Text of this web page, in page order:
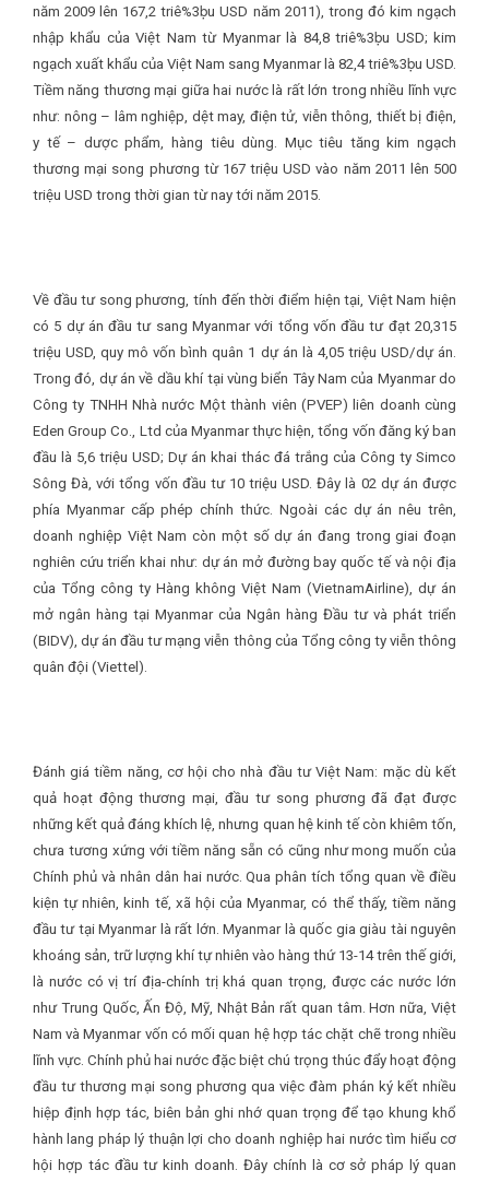
năm 2009 lên 167,2 triê%3ḅu USD năm 2011), trong đó kim ngạch
nhập khẩu của Việt Nam từ Myanmar là 84,8 triê%3ḅu USD; kim
ngạch xuất khẩu của Việt Nam sang Myanmar là 82,4 triê%3ḅu USD.
Tiềm năng thương mại giữa hai nước là rất lớn trong nhiều lĩnh vực
như: nông – lâm nghiệp, dệt may, điện tử, viễn thông, thiết bị điện,
y tế – dược phẩm, hàng tiêu dùng. Mục tiêu tăng kim ngạch
thương mại song phương từ 167 triệu USD vào năm 2011 lên 500
triệu USD trong thời gian từ nay tới năm 2015.
Về đầu tư song phương, tính đến thời điểm hiện tại, Việt Nam hiện
có 5 dự án đầu tư sang Myanmar với tổng vốn đầu tư đạt 20,315
triệu USD, quy mô vốn bình quân 1 dự án là 4,05 triệu USD/dự án.
Trong đó, dự án về dầu khí tại vùng biển Tây Nam của Myanmar do
Công ty TNHH Nhà nước Một thành viên (PVEP) liên doanh cùng
Eden Group Co., Ltd của Myanmar thực hiện, tổng vốn đăng ký ban
đầu là 5,6 triệu USD; Dự án khai thác đá trắng của Công ty Simco
Sông Đà, với tổng vốn đầu tư 10 triệu USD. Đây là 02 dự án được
phía Myanmar cấp phép chính thức. Ngoài các dự án nêu trên,
doanh nghiệp Việt Nam còn một số dự án đang trong giai đoạn
nghiên cứu triển khai như: dự án mở đường bay quốc tế và nội địa
của Tổng công ty Hàng không Việt Nam (VietnamAirline), dự án
mở ngân hàng tại Myanmar của Ngân hàng Đầu tư và phát triển
(BIDV), dự án đầu tư mạng viễn thông của Tổng công ty viễn thông
quân đội (Viettel).
Đánh giá tiềm năng, cơ hội cho nhà đầu tư Việt Nam: mặc dù kết
quả hoạt động thương mại, đầu tư song phương đã đạt được
những kết quả đáng khích lệ, nhưng quan hệ kinh tế còn khiêm tốn,
chưa tương xứng với tiềm năng sẵn có cũng như mong muốn của
Chính phủ và nhân dân hai nước. Qua phân tích tổng quan về điều
kiện tự nhiên, kinh tế, xã hội của Myanmar, có thể thấy, tiềm năng
đầu tư tại Myanmar là rất lớn. Myanmar là quốc gia giàu tài nguyên
khoáng sản, trữ lượng khí tự nhiên vào hàng thứ 13-14 trên thế giới,
là nước có vị trí địa-chính trị khá quan trọng, được các nước lớn
như Trung Quốc, Ấn Độ, Mỹ, Nhật Bản rất quan tâm. Hơn nữa, Việt
Nam và Myanmar vốn có mối quan hệ hợp tác chặt chẽ trong nhiều
lĩnh vực. Chính phủ hai nước đặc biệt chú trọng thúc đẩy hoạt động
đầu tư thương mại song phương qua việc đàm phán ký kết nhiều
hiệp định hợp tác, biên bản ghi nhớ quan trọng để tạo khung khổ
hành lang pháp lý thuận lợi cho doanh nghiệp hai nước tìm hiểu cơ
hội hợp tác đầu tư kinh doanh. Đây chính là cơ sở pháp lý quan